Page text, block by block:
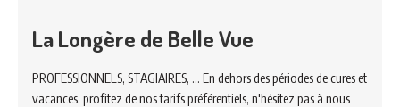
La Longère de Belle Vue
PROFESSIONNELS, STAGIAIRES, ... En dehors des périodes de cures et
vacances, profitez de nos tarifs préférentiels, n'hésitez pas à nous